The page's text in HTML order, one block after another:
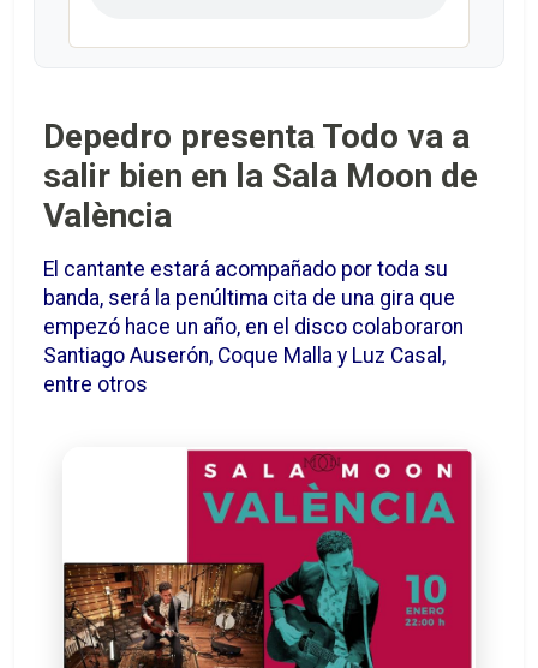
Depedro presenta Todo va a
salir bien en la Sala Moon de
València
El cantante estará acompañado por toda su
banda, será la penúltima cita de una gira que
empezó hace un año, en el disco colaboraron
Santiago Auserón, Coque Malla y Luz Casal,
entre otros